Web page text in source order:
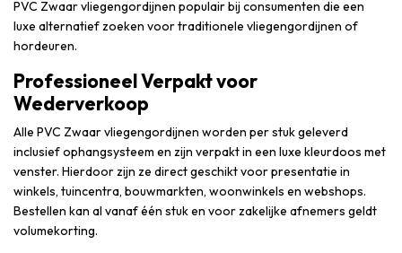
PVC Zwaar vliegengordijnen populair bij consumenten die een
luxe alternatief zoeken voor traditionele vliegengordijnen of
hordeuren.
Professioneel Verpakt voor
Wederverkoop
Alle PVC Zwaar vliegengordijnen worden per stuk geleverd
inclusief ophangsysteem en zijn verpakt in een luxe kleurdoos met
venster. Hierdoor zijn ze direct geschikt voor presentatie in
winkels, tuincentra, bouwmarkten, woonwinkels en webshops.
Bestellen kan al vanaf één stuk en voor zakelijke afnemers geldt
volumekorting.